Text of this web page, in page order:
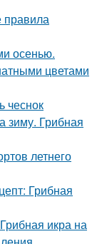
правила
осенью.
цветами
чеснок
зиму. Грибная
летнего
Грибная
икра на